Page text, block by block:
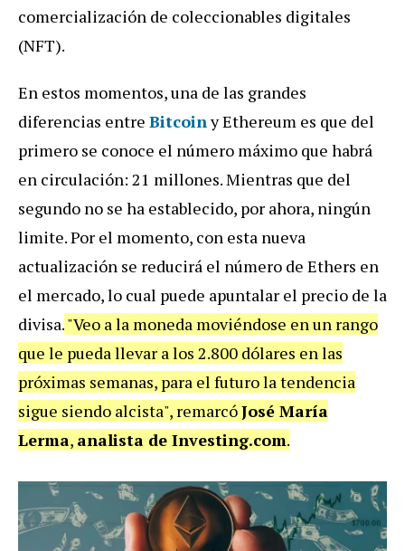
comercialización de coleccionables digitales
(NFT).
En estos momentos, una de las grandes
diferencias entre Bitcoiny Ethereum es que del
primero se conoce el número máximo que habrá
en circulación: 21 millones. Mientras que del
segundo no se ha establecido, por ahora, ningún
limite. Por el momento, con esta nueva
actualización se reducirá el número de Ethers en
el mercado, lo cual puede apuntalar el precio de la
divisa."Veo a la moneda moviéndose en un rango
que le pueda llevar a los 2.800 dólares en las
próximas semanas, para el futuro la tendencia
sigue siendo alcista", remarcóJosé María
Lerma, analista de Investing.com.